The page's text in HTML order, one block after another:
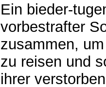
Ein bieder-
vorbestrafter
zusammen,
zu reisen und
ihrer